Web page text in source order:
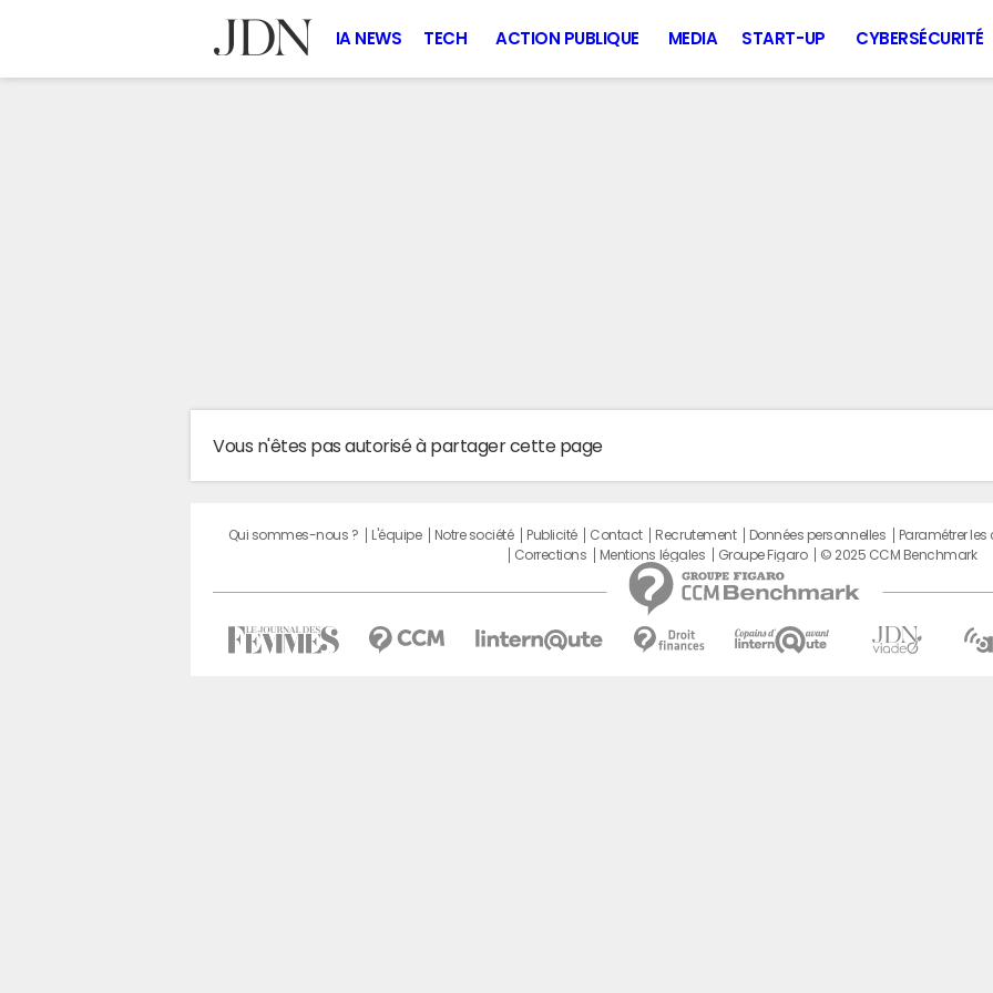
IA NEWS TECH ACTION PUBLIQUE MEDIA START-UP CYBERSÉCURITÉ
Vous n'êtes pas autorisé à partager cette page
Qui sommes-nous ? L'équipe Notre société Publicité Contact Recrutement Données personnelles Paramétrer les
Corrections
Mentions légales Groupe Figaro © 2025 CCM Benchmark